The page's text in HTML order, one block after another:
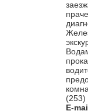
(253)
E-